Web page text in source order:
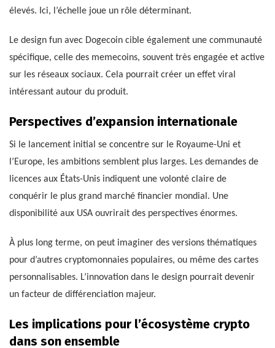
élevés. Ici, l’échelle joue un rôle déterminant.
Le design fun avec Dogecoin cible également une communauté
spécifique, celle des memecoins, souvent très engagée et active
sur les réseaux sociaux. Cela pourrait créer un effet viral
intéressant autour du produit.
Perspectives d’expansion internationale
Si le lancement initial se concentre sur le Royaume-Uni et
l’Europe, les ambitions semblent plus larges. Les demandes de
licences aux États-Unis indiquent une volonté claire de
conquérir le plus grand marché financier mondial. Une
disponibilité aux USA ouvrirait des perspectives énormes.
À plus long terme, on peut imaginer des versions thématiques
pour d’autres cryptomonnaies populaires, ou même des cartes
personnalisables. L’innovation dans le design pourrait devenir
un facteur de différenciation majeur.
Les implications pour l’écosystème crypto
dans son ensemble